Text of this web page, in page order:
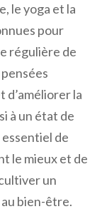
le yoga et la
pour
régulière de
d’améliorer la
à un état de
de
le mieux et de
un
bien-être.